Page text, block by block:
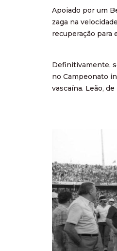
Apoiado por um
zaga na
recuperação para
Definitivamente,
no Campeonato
vascaína. Leão,